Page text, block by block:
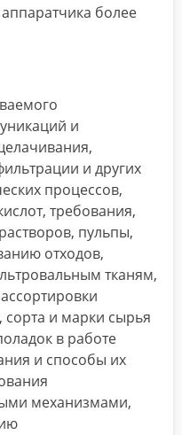
более
и
и других
процессов,
требования,
пульпы,
отходов,
тканям,
сорта и марки сырья
в работе
и способы их
механизмами,